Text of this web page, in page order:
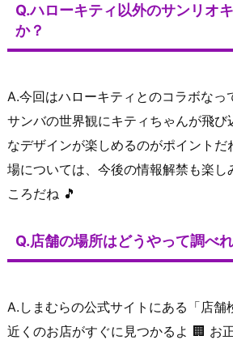
Q.ハローキティ以外のサンリオ
か？
A.今回はハローキティとのコラボなっ
サンバの世界観にキティちゃんが飛び
なデザインが楽しめるのがポイント
場については、今後の情報解禁も楽し
ころだね 🎵
Q.店舗の場所はどうやって調べ
A.しまむらの公式サイトにある「店舗
近くのお店がすぐに見つかるよ 🏢 お